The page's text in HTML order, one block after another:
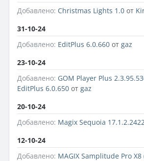
Добавлено: Christmas Lights 1.0 от
31-10-24
Добавлено: EditPlus 6.0.660 от gaz
23-10-24
Добавлено: GOM Player Plus
EditPlus 6.0.650 от gaz
20-10-24
Добавлено: Magix Sequoia
12-10-24
Добавлено: MAGIX Samplitude Pro X8